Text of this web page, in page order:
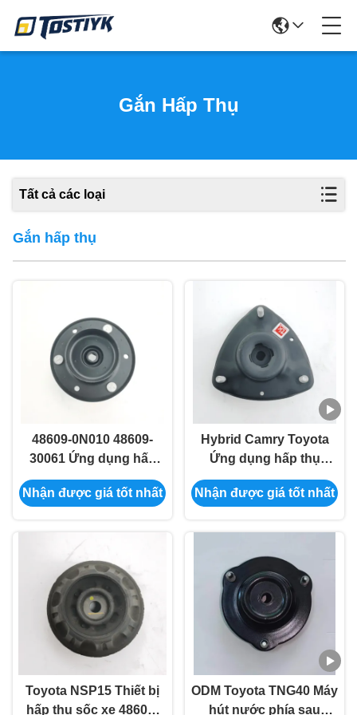
Gắn Hấp Thụ
Tất cả các loại
Gắn hấp thụ
48609-0N010 48609-
30061 Ứng dụng hấp
thụ sốc phía trước cho
Toyota GRS18#
Nhận được giá tốt nhất
Hybrid Camry Toyota
Ứng dụng hấp thụ
48609-06410 48609-
06401 48609-06400
Nhận được giá tốt nhất
Toyota NSP15 Thiết bị
hấp thụ sốc xe 48609-
ODM Toyota TNG40 Máy
hút nước phía sau